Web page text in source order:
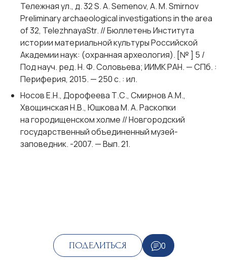
Тележная ул., д. 32 S. A. Semenov, А. M. Smirnov
Preliminary archaeological investigations in the area
of 32, TelezhnayaStr. // Бюллетень Института
истории материальной культуры Российской
Академии наук: (охранная археология). [№ ] 5 /
Под науч. ред. Н. Ф. Соловьева; ИИМК РАН. — СПб. :
Периферия, 2015. — 250 с. : ил.
Носов Е.Н., Дорофеева Т.С., Смирнов А.М.,
Хвощинская Н.В., Юшкова М. А. Раскопки
на городищенском холме // Новгородский
государственный объединенный музей-
заповедник. -2007. — Вып. 21.
ПОДЕЛИТЬСЯ 0